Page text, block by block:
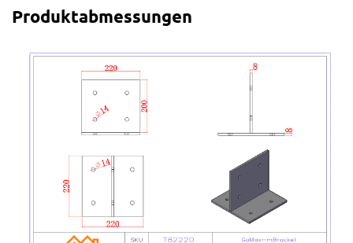
Produktabmessungen